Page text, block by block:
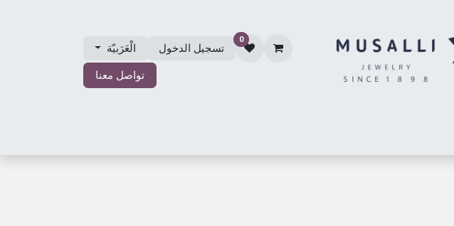
0
تسجيل الدخول الْعَرَبيّة
تواصل معنا